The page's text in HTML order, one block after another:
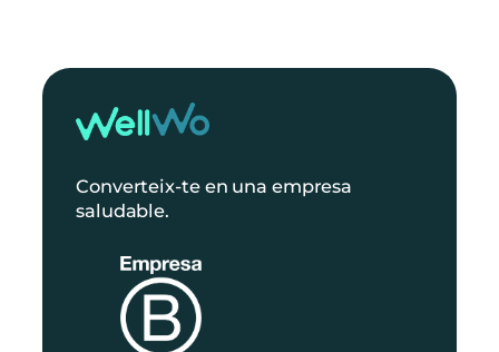
Converteix-te en una empresa
saludable.